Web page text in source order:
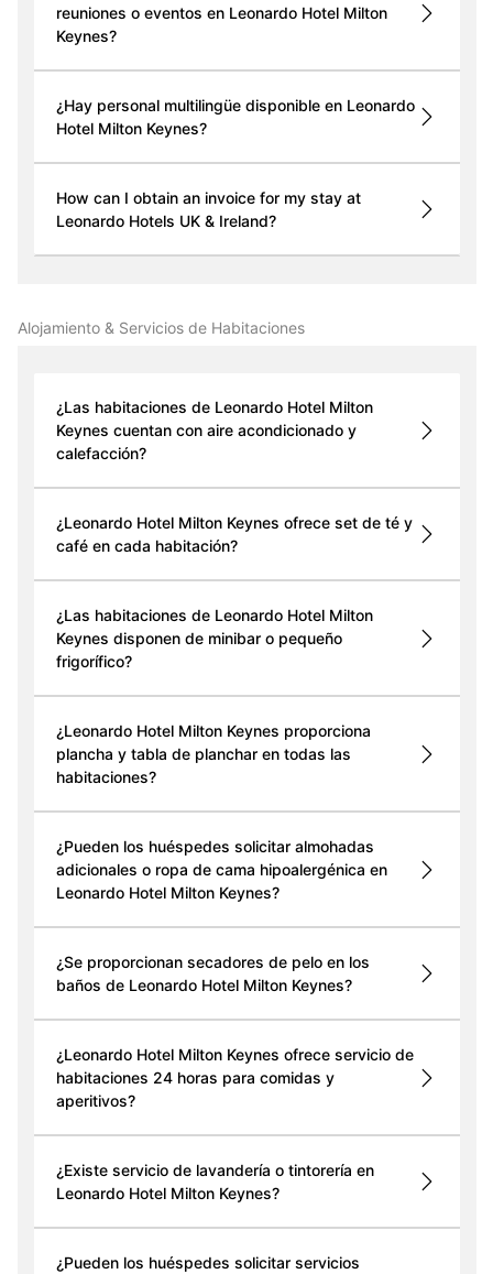
reuniones o eventos en Leonardo Hotel Milton
Keynes?
¿Hay personal multilingüe disponible en Leonardo
Hotel Milton Keynes?
How can I obtain an invoice for my stay at
Leonardo Hotels UK & Ireland?
Alojamiento & Servicios de Habitaciones
¿Las habitaciones de Leonardo Hotel Milton
Keynes cuentan con aire acondicionado y
calefacción?
¿Leonardo Hotel Milton Keynes ofrece set de té y
café en cada habitación?
¿Las habitaciones de Leonardo Hotel Milton
Keynes disponen de minibar o pequeño
frigorífico?
¿Leonardo Hotel Milton Keynes proporciona
plancha y tabla de planchar en todas las
habitaciones?
¿Pueden los huéspedes solicitar almohadas
adicionales o ropa de cama hipoalergénica en
Leonardo Hotel Milton Keynes?
¿Se proporcionan secadores de pelo en los
baños de Leonardo Hotel Milton Keynes?
¿Leonardo Hotel Milton Keynes ofrece servicio de
habitaciones 24 horas para comidas y
aperitivos?
¿Existe servicio de lavandería o tintorería en
Leonardo Hotel Milton Keynes?
¿Pueden los huéspedes solicitar servicios